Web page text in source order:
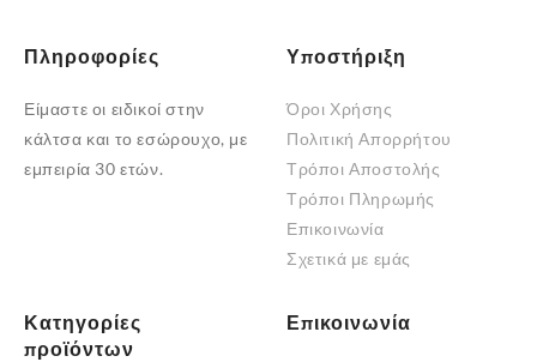
έχει
παραλλαγές.
Οι
επιλογές
σελίδα
του
Πληροφορίες
Είμαστε οι ειδικοί στην
κάλτσα και το εσώρουχο, με
εμπειρία 30 ετών.
Υποστήριξη
Όροι Χρήσης
Πολιτική Απορρήτου
Τρόποι Αποστολής
Τρόποι Πληρωμής
Επικοινωνία
Σχετικά με εμάς
Κατηγορίες
προϊόντων
Επικοινωνία